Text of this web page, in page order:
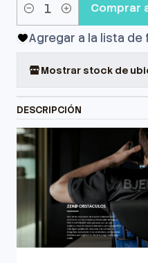
Cantidad
Comprar
Agregar a la lista
Mostrar stock de
DESCRIPCIÓN